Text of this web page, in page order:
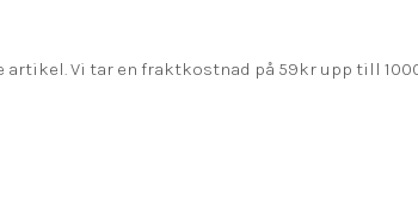
Vi tar en fraktkostnad på 59kr upp till